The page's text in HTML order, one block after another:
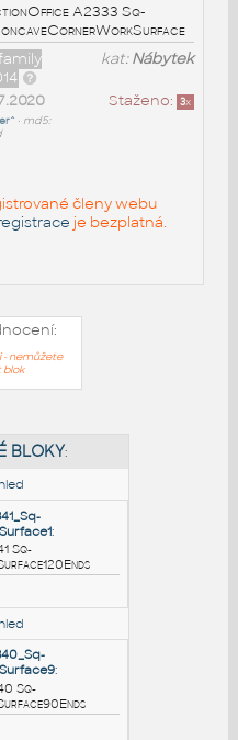
A2333 Sq-
kat:Nábytek
Staženo: 3x
• md5:
členy webu
je bezplatná.
- nemůžete
BLOKY: